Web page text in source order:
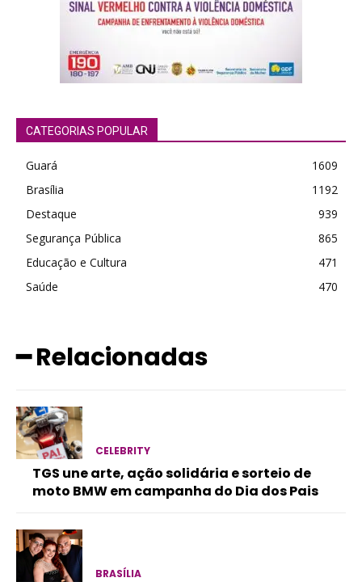
CATEGORIAS POPULAR
Guará
1609
Brasília
1192
Destaque
939
Segurança Pública
865
Educação e Cultura
471
Saúde
470
━ Relacionadas
CELEBRITY
TGS une arte, ação solidária e sorteio de
moto BMW em campanha do Dia dos Pais
BRASÍLIA